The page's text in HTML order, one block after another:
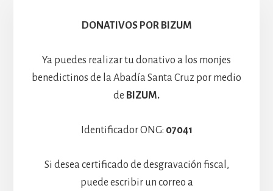
Hospedería
DONATIVOS POR BIZUM
Ya puedes realizar tu donativo a los monjes
benedictinos de la Abadía Santa Cruz por medio
de BIZUM.
Identificador ONG: 07041
Si desea certificado de desgravación fiscal,
puede escribir un correo a